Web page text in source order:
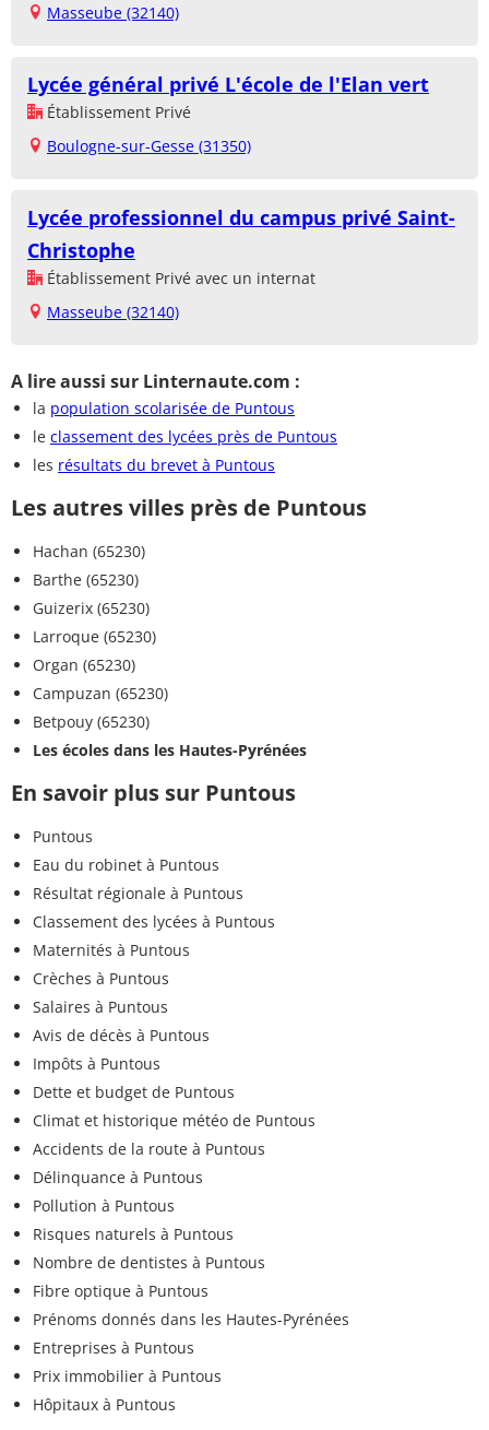
Masseube (32140)
Lycée général privé L'école de l'Elan vert
Établissement Privé
Boulogne-sur-Gesse (31350)
Lycée professionnel du campus privé Saint-
Christophe
Établissement Privé avec un internat
Masseube (32140)
A lire aussi sur Linternaute.com :
la population scolarisée de Puntous
le classement des lycées près de Puntous
les résultats du brevet à Puntous
Les autres villes près de Puntous
Hachan (65230)
Barthe (65230)
Guizerix (65230)
Larroque (65230)
Organ (65230)
Campuzan (65230)
Betpouy (65230)
Les écoles dans les Hautes-Pyrénées
En savoir plus sur Puntous
Puntous
Eau du robinet à Puntous
Résultat régionale à Puntous
Classement des lycées à Puntous
Maternités à Puntous
Crèches à Puntous
Salaires à Puntous
Avis de décès à Puntous
Impôts à Puntous
Dette et budget de Puntous
Climat et historique météo de Puntous
Accidents de la route à Puntous
Délinquance à Puntous
Pollution à Puntous
Risques naturels à Puntous
Nombre de dentistes à Puntous
Fibre optique à Puntous
Prénoms donnés dans les Hautes-Pyrénées
Entreprises à Puntous
Prix immobilier à Puntous
Hôpitaux à Puntous